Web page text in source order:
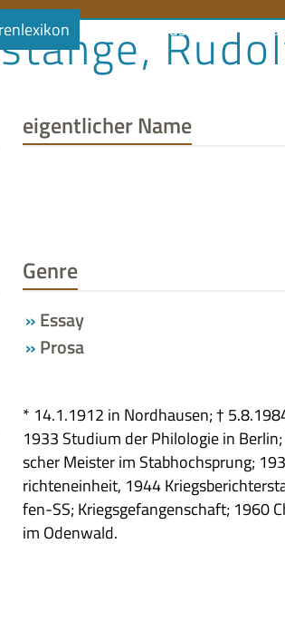
Literaturlandschaft
eigentlicher Name
Genre
Essay
Prosa
* 14.1.1912 in Nord­hau­sen; †
1933 Stu­dium der Phi­lo­lo­gie in
scher Mei­ster im Stab­hoch­sprung;
rich­ten­ein­heit, 1944
fen-SS; Kriegs­ge­fan­gen­schaft; 1960
im Odenwald.